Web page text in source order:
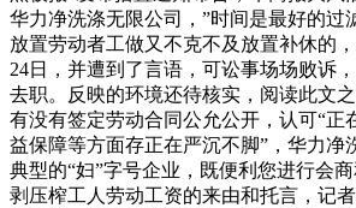
华力净洗涤无限公司，”时间是最好的过
放置劳动者工做又不克不及放置补休的
24日，并遭到了言语，可讼事场场败诉
去职。反映的环境还待核实，阅读此文
有没有签定劳动合同公允公开，认可“正
益保障等方面存正在严沉不脚”，华力净
典型的“妇”字号企业，既便利您进行会
剥压榨工人劳动工资的来由和托言，记